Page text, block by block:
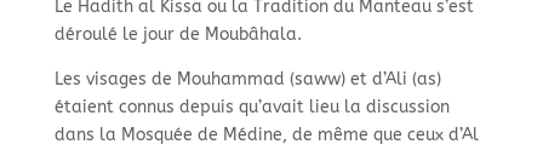
Le Hadith al Kissa ou la Tradition du Manteau s’est
déroulé le jour de Moubâhala.
Les visages de Mouhammad (saww) et d’Ali (as)
étaient connus depuis qu’avait lieu la discussion
dans la Mosquée de Médine, de même que ceux d’Al